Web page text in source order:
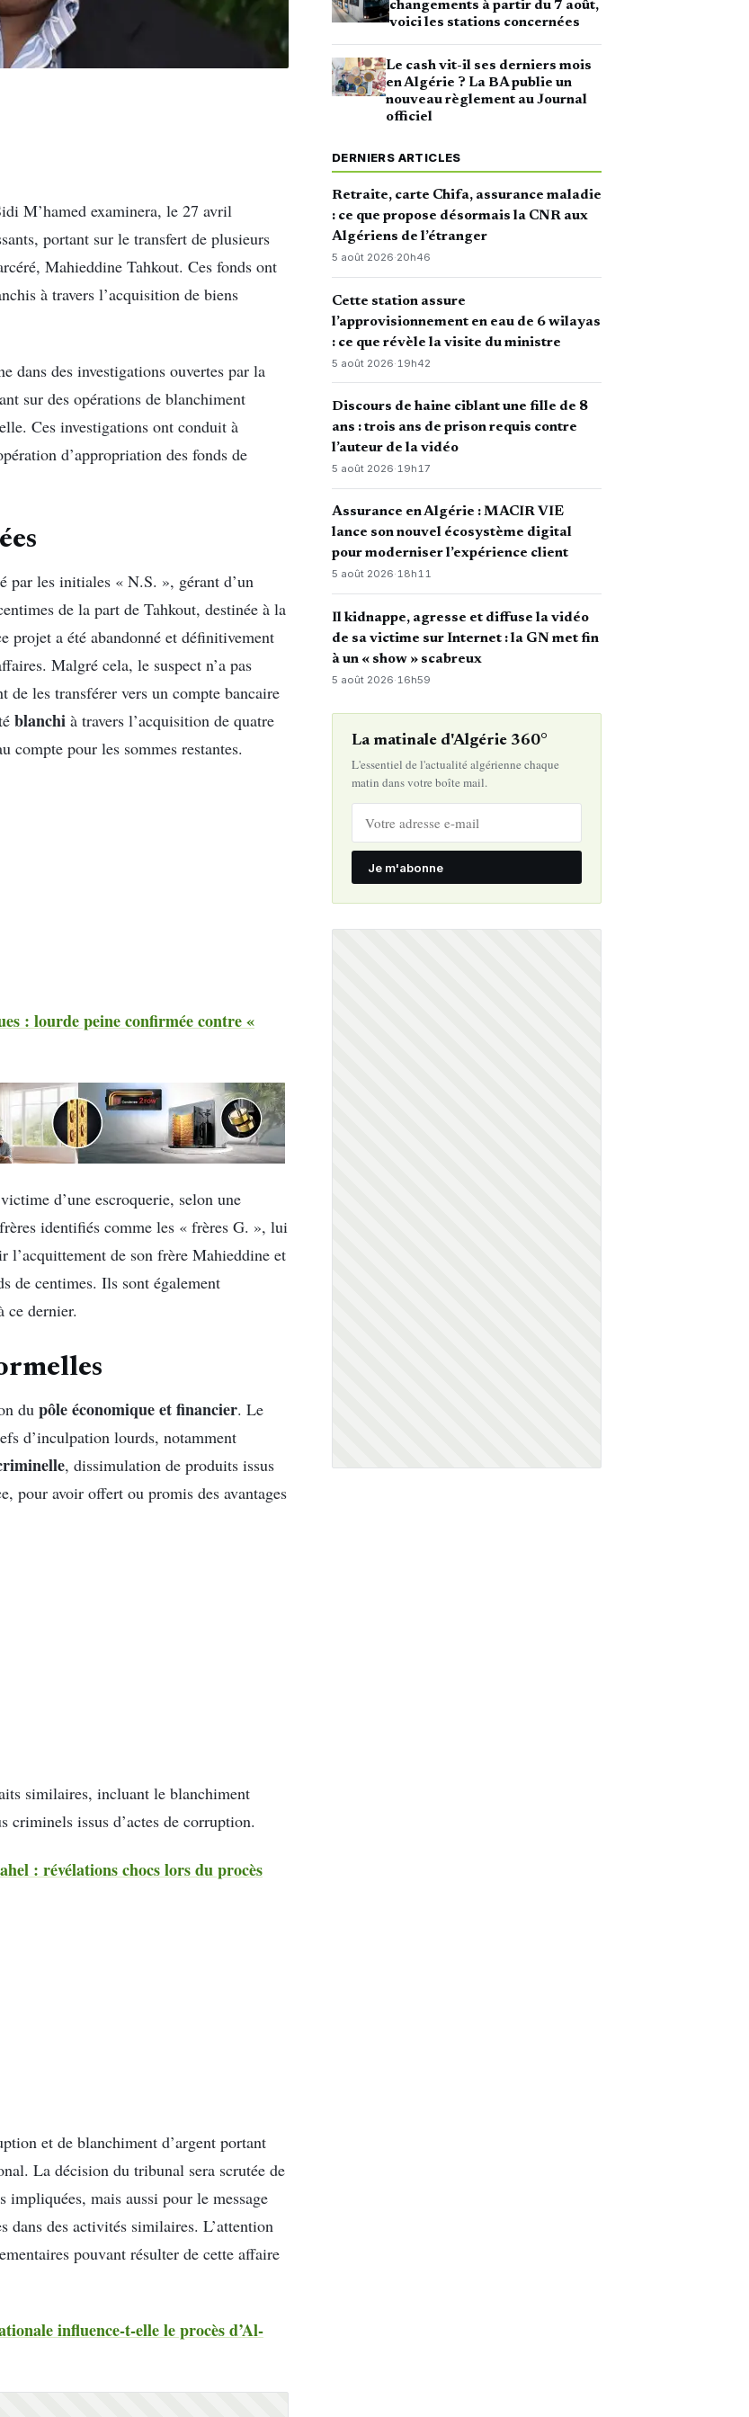
M’hamed examinera, le 27 avril
portant sur le transfert de plusieurs
Mahieddine Tahkout. Ces fonds ont
à travers l’acquisition de biens
dans des investigations ouvertes par la
sur des opérations de blanchiment
Ces investigations ont conduit à
d’appropriation des fonds de
par les initiales « N.S. », gérant d’un
de la part de Tahkout, destinée à la
projet a été abandonné et définitivement
Malgré cela, le suspect n’a pas
de les transférer vers un compte bancaire
blanchi à travers l’acquisition de quatre
compte pour les sommes restantes.
: lourde peine confirmée contre «
d’une escroquerie, selon une
identifiés comme les « frères G. », lui
l’acquittement de son frère Mahieddine et
de centimes. Ils sont également
ce dernier.
du pôle économique et financier. Le
d’inculpation lourds, notamment
, dissimulation de produits issus
pour avoir offert ou promis des avantages
similaires, incluant le blanchiment
criminels issus d’actes de corruption.
: révélations chocs lors du procès
et de blanchiment d’argent portant
La décision du tribunal sera scrutée de
impliquées, mais aussi pour le message
dans des activités similaires. L’attention
pouvant résulter de cette affaire
influence-t-elle le procès d’Al-
changements à partir du 7 août,
voici les stations concernées
Le cash vit-il ses derniers mois
en Algérie ? La BA publie un
nouveau règlement au Journal
officiel
DERNIERS ARTICLES
Retraite, carte Chifa, assurance maladie
: ce que propose désormais la CNR aux
Algériens de l’étranger
5 août 2026·20h46
Cette station assure
l’approvisionnement en eau de 6 wilayas
: ce que révèle la visite du ministre
5 août 2026· 19h42
Discours de haine ciblant une fille de 8
ans : trois ans de prison requis contre
l’auteur de la vidéo
5 août 2026·19h17
Assurance en Algérie : MACIR VIE
lance son nouvel écosystème digital
pour moderniser l’expérience client
5 août 2026·18h11
Il kidnappe, agresse et diffuse la vidéo
de sa victime sur Internet : la GN met fin
à un « show » scabreux
5 août 2026· 16h59
La matinale d'Algérie 360°
L'essentiel de l'actualité algérienne chaque
matin dans votre boîte mail.
Je m'abonne